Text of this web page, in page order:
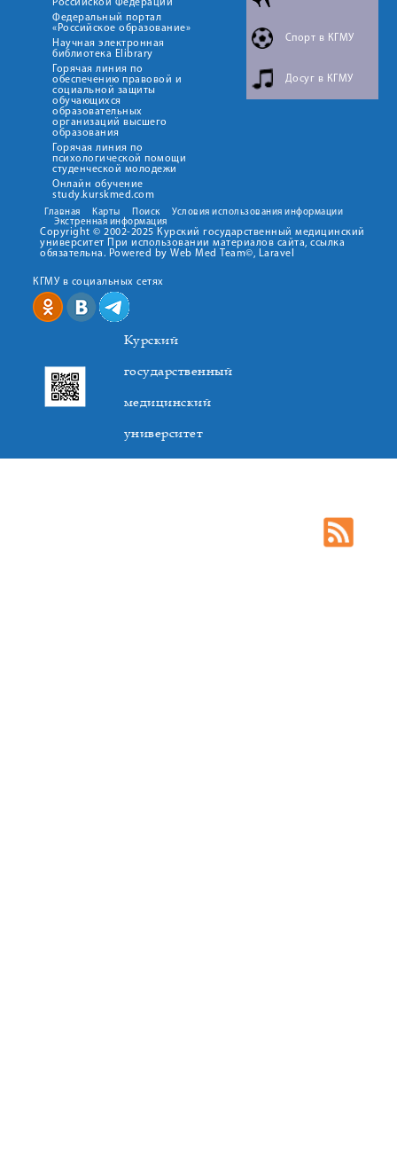
Российской Федерации
Федеральный портал
«Российское образование»
Научная электронная
библиотека Elibrary
Горячая линия по
обеспечению правовой и
социальной защиты
обучающихся
образовательных
организаций высшего
образования
Горячая линия по
психологической помощи
студенческой молодежи
Онлайн обучение
study.kurskmed.com
Спорт в КГМУ
Досуг в КГМУ
Главная Карты Поиск
Условия использования информации
Экстренная информация
Copyright © 2002-2025 Курский государственный медицинский
университет При использовании материалов сайта, ссылка
обязательна. Powered by Web Med Team©, Laravel
КГМУ в социальных сетях
Курский
государственный
медицинский
университет